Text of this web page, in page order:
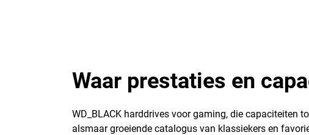
Waar prestaties en
WD_BLACK harddrives voor gaming, die capaciteiten
alsmaar groeiende catalogus van klassiekers en